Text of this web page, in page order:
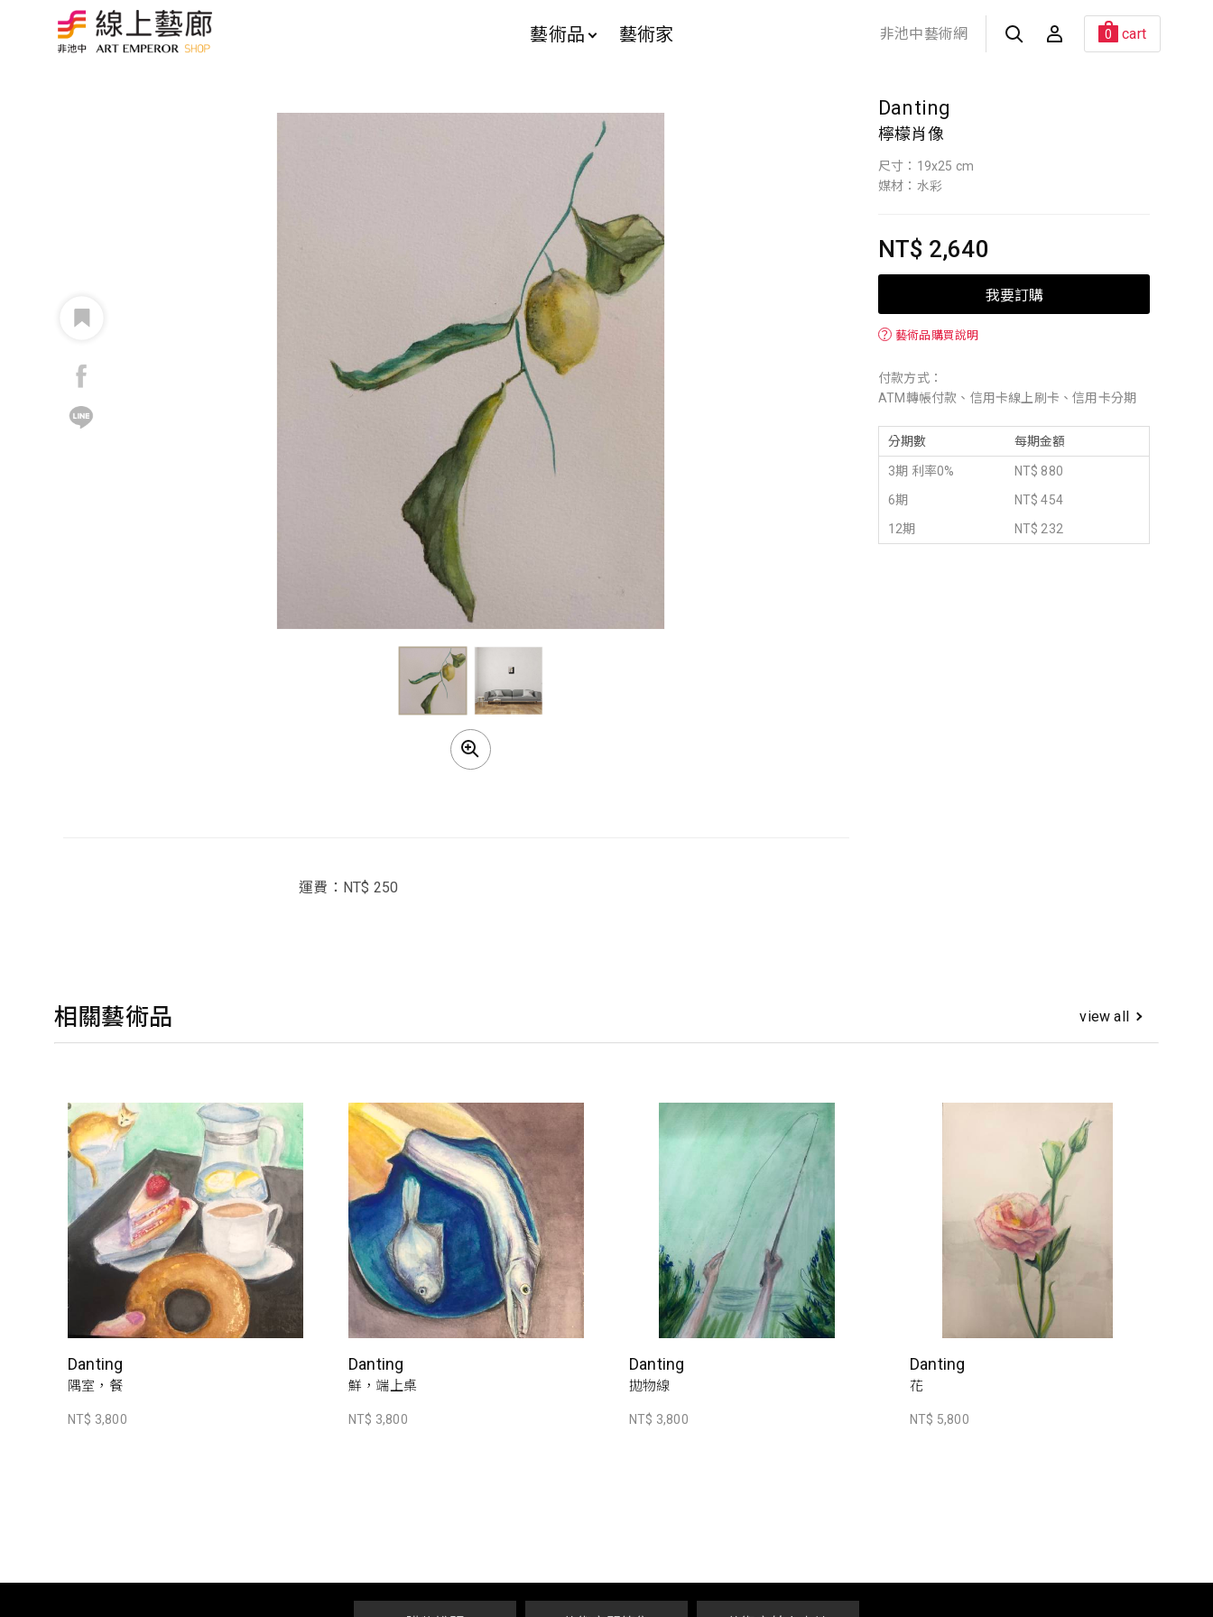
藝術品 藝術家 非池中藝術網 0 cart
Danting
檸檬肖像
尺寸：19x25 cm
媒材：水彩
NT$ 2,640
我要訂購
？ 藝術品購買說明
付款方式：
ATM轉帳付款、信用卡線上刷卡、信用卡分期
分期數 每期金額
3期 利率0%
NT$ 880
6期
NT$ 454
12期
NT$ 232
運費：NT$ 250
相關藝術品 view all
Danting
隅室，餐
NT$ 3,800
Danting
鮮，端上桌
NT$ 3,800
Danting
拋物線
NT$ 3,800
Danting
花
NT$ 5,800